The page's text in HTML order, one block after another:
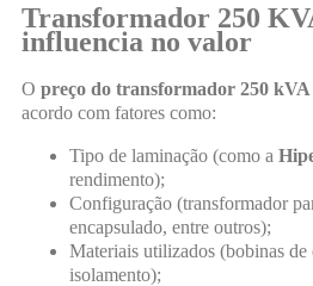
Transformador 250
influencia no valor
O preço do transformador 250 kVA
acordo com fatores como:
Tipo de laminação (como a
rendimento);
Configuração (transformador
encapsulado, entre outros);
Materiais utilizados (bobinas
isolamento);